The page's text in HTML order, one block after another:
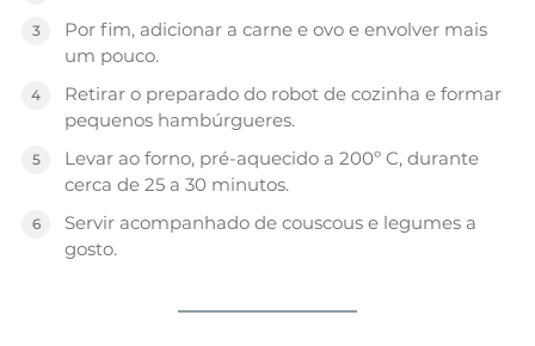
Por fim, adicionar a carne e ovo e envolver mais
um pouco.
Retirar o preparado do robot de cozinha e formar
pequenos hambúrgueres.
Levar ao forno, pré-aquecido a 200º C, durante
cerca de 25 a 30 minutos.
Servir acompanhado de couscous e legumes a
gosto.